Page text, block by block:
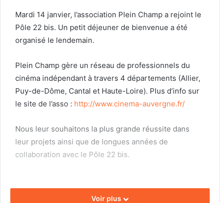
Mardi 14 janvier, l’association Plein Champ a rejoint le
Pôle 22 bis. Un petit déjeuner de bienvenue a été
organisé le lendemain.
Plein Champ gère un réseau de professionnels du
cinéma indépendant à travers 4 départements (Allier,
Puy-de-Dôme, Cantal et Haute-Loire). Plus d’info sur
le site de l’asso : http://www.cinema-auvergne.fr/
Nous leur souhaitons la plus grande réussite dans
leur projets ainsi que de longues années de
collaboration avec le Pôle 22 bis.
Voir plus